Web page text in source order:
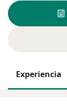
Experiencia